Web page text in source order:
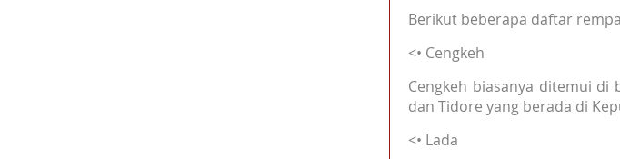
Berikut beberapa daftar
<• Cengkeh
Cengkeh biasanya ditemui di
dan Tidore yang berada di
<• Lada